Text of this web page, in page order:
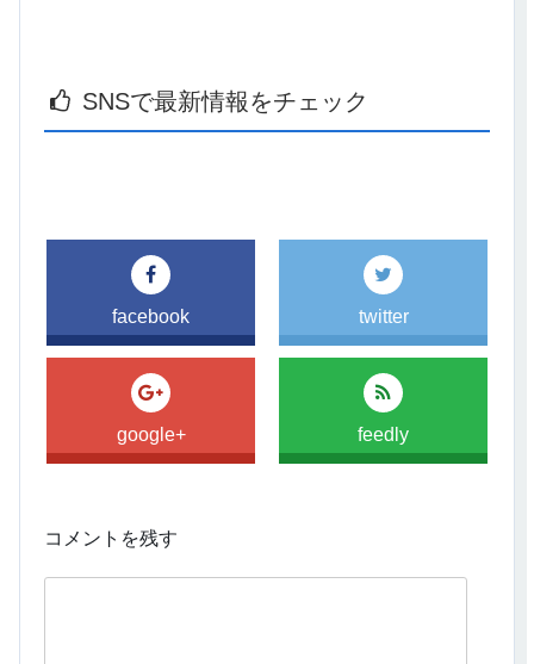
SNSで最新情報をチェック
facebook twitter
google+ feedly
コメントを残す